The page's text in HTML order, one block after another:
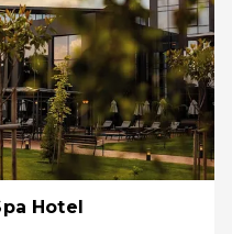
Hotel